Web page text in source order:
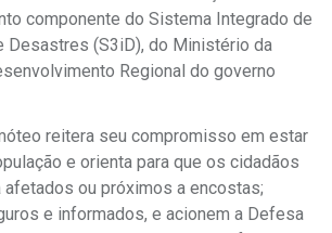
componente do Sistema Integrado de
Desastres (S3iD), do Ministério da
Regional do governo
reitera seu compromisso em estar
e orienta para que os cidadãos
ou próximos a encostas;
e informados, e acionem a Defesa